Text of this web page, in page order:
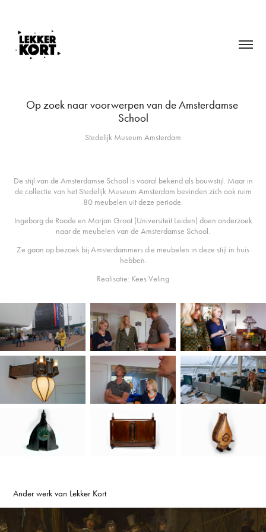
Op zoek naar voorwerpen van de Amsterdamse
School
Stedelijk Museum Amsterdam
De stijl van de Amsterdamse School is vooral bekend als bouwstijl. Maar in
de collectie van het Stedelijk Museum Amsterdam bevinden zich ook ruim
80 meubelen uit deze periode.
Ingeborg de Roode en Marjan Groot (Universiteit Leiden) doen onderzoek
naar de meubelen van de Amsterdamse School.
Ze gaan op bezoek bij Amsterdammers die meubelen in deze stijl in huis
hebben.
Realisatie: Kees Veling
Ander werk van Lekker Kort